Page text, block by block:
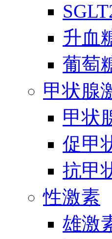
升血
葡萄
甲状腺
甲状
促甲
抗甲
性激素
雄激